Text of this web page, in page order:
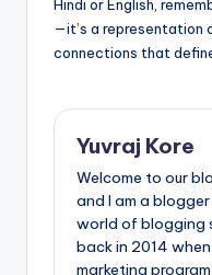
Hindi or English,
—it’s a representation
connections that
Yuvraj Kore
Welcome to our
and I am a
world of blogging
back in 2014
marketing